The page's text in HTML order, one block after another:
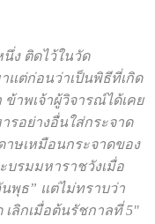
ง ติดไว้ในวัด
แต่ก่อนว่าเป็นพิธีที่เกิด
พเจ้าผู้วิจารณ์ได้เคย
รอย่างอื่นใส่กระจาด
ษเหมือนกระจาดของ
บรมมหาราชวังเมื่อ
พุธ” แต่ไม่ทราบว่า